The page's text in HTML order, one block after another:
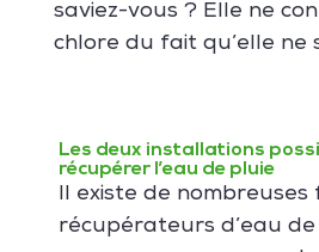
saviez-vous ? Elle ne
chlore du fait qu’elle ne
Les deux installations
récupérer l’eau de pluie
Il existe de nombreuses
récupérateurs d’eau de